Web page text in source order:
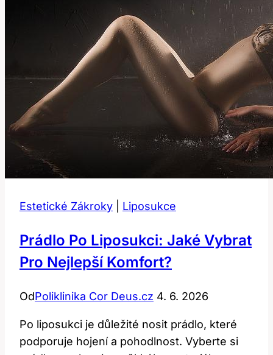
znamená
pro
jeho
zdraví?
Estetické Zákroky Liposukce
Prádlo Po Liposukci: Jaké Vybrat
Pro Nejlepší Komfort?
OdPoliklinika Cor Deus.cz 4. 6. 2026
Po liposukci je důležité nosit prádlo, které
podporuje hojení a pohodlnost. Vyberte si